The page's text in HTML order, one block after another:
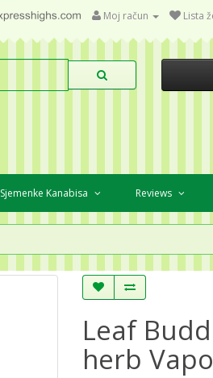
Moj račun Lista
Sjemenke Kanabisa Reviews
Leaf
herb